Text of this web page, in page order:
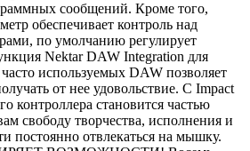
сообщений. Кроме того,
обеспечивает контроль над
по умолчанию регулирует
Nektar DAW Integration для
используемых DAW позволяет
от нее удовольствие. С Impact
контроллера становится частью
свободу творчества, исполнения и
постоянно отвлекаться на мышку.